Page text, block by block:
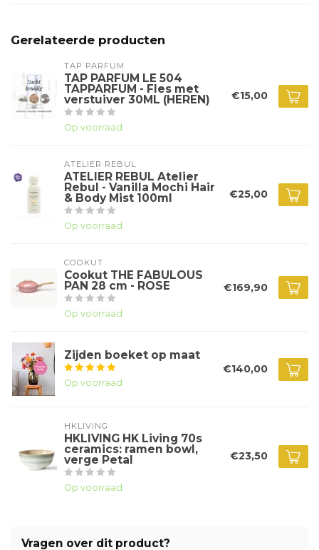
Gerelateerde producten
TAP PARFUM
TAP PARFUM LE 504
TAPPARFUM - Fles met
verstuiver 30ML (HEREN)
Op voorraad
€15,00
ATELIER REBUL
ATELIER REBUL Atelier
Rebul - Vanilla Mochi Hair
& Body Mist 100ml
Op voorraad
€25,00
COOKUT
Cookut THE FABULOUS
PAN 28 cm - ROSE
Op voorraad
€169,90
Zijden boeket op maat
Op voorraad
€140,00
HKLIVING
HKLIVING HK Living 70s
ceramics: ramen bowl,
verge Petal
Op voorraad
€23,50
Vragen over dit product?